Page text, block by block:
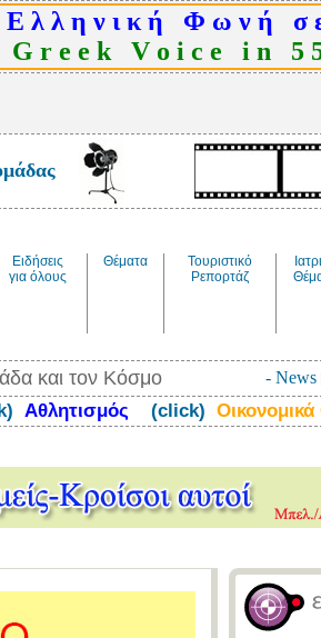
λ λ η ν ι κ ή Φ ω ν ή σ
G r e e k V o i c e i n 5 5
Ειδήσεις
για όλους
Θέματα
Τουριστικό
Ρεπορτάζ
και τον Κόσμο - News
Αθλητισμός (click)